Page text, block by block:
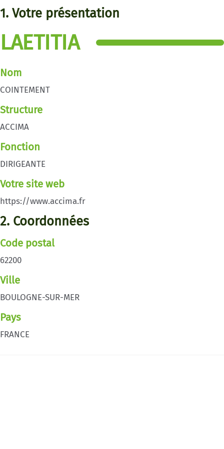
1. Votre présentation
LAETITIA
Nom
COINTEMENT
Structure
ACCIMA
Fonction
DIRIGEANTE
Votre site web
https://www.accima.fr
2. Coordonnées
Code postal
62200
Ville
BOULOGNE-SUR-MER
Pays
FRANCE